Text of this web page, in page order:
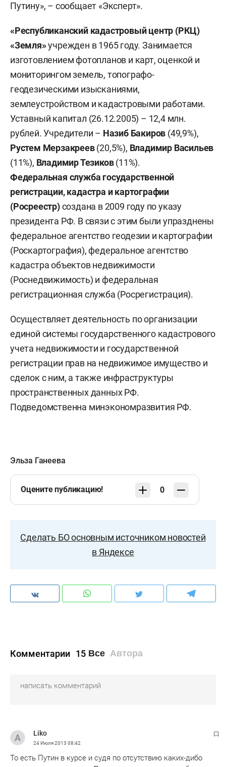
Путину», – сообщает «Эксперт».
«Республиканский кадастровый центр (РКЦ)
«Земля»учрежден в 1965 году. Занимается
изготовлением фотопланов и карт, оценкой и
мониторингом земель, топографо-
геодезическими изысканиями,
землеустройством и кадастровыми работами.
Уставный капитал (26.12.2005) – 12,4 млн.
рублей. Учредители – Назиб Бакиров (49,9%),
Рустем Мерзакреев(20,5%), Владимир Васильев
(11%), Владимир Тезиков(11%).
Федеральная служба государственной
регистрации, кадастра и картографии
(Росреестр)создана в 2009 году по указу
президента РФ. В связи с этим были упразднены
федеральное агентство геодезии и картографии
(Роскартография), федеральное агентство
кадастра объектов недвижимости
(Роснедвижимость) и федеральная
регистрационная служба (Росрегистрация).
Осуществляет деятельность по организации
единой системы государственного кадастрового
учета недвижимости и государственной
регистрации прав на недвижимое имущество и
сделок с ним, а также инфраструктуры
пространственных данных РФ.
Подведомственна минэкономразвития РФ.
Эльза Ганеева
Оцените публикацию! 0
Сделать БО основным источником новостей
в Яндексе
Комментарии 15 Все Автора
Liko
24 Июля 2013 08:42
То есть Путин в курсе и судя по отсутствию каких-дибо